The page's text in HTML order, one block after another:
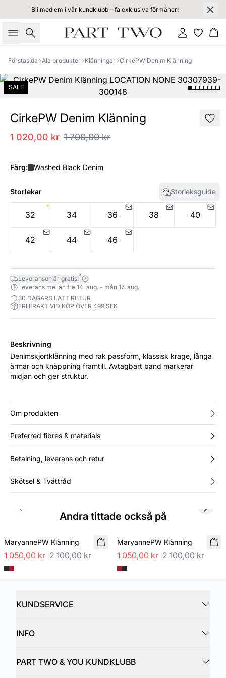
Bli medlem i vår kundklubb – få exklusiva förmåner!
Sök Logga in
Förstasida Ala produkter Klänningar CirkePW Denim Klänning
SALE
CirkePW Denim Klänning
1 020,00 kr 1 700,00 kr
Färg: Washed Black Denim
Storlekar Storleksguide
32 34 36 38 40
42 44 46
Leveransen är gratis!*
Leverans mellan fre 14. aug. - mån 17. aug.
30 DAGARS LÄTT RETUR
FRI FRAKT VID KÖP ÖVER 499 SEK
Beskrivning
Denimskjortklänning med rak passform, klassisk krage, långa
ärmar och knäppning framtill. Avtagbart band markerar
midjan och ger struktur.
Om produkten
Preferred fibres & materials
Betalning, leverans och retur
Skötsel & Tvättråd
Andra tittade också på
MaryannePW Klänning
1 050,00 kr 2 100,00 kr
SALE
MaryannePW Klänning
1 050,00 kr 2 100,00 kr
Previous slide Next
KUNDSERVICE
INFO
PART TWO & YOU KUNDKLUBB